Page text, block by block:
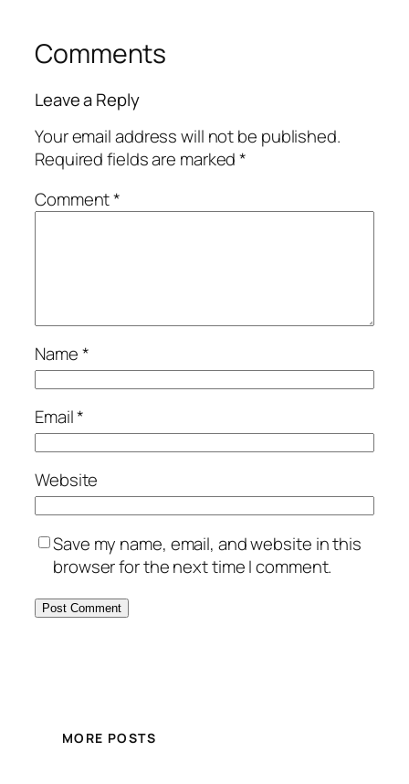
Comments
Leave a Reply
Your email address will not be published.
Required fields are marked*
Comment*
Name*
Email*
Website
Save my name, email, and website in this
browser for the next time I comment.
MORE POSTS